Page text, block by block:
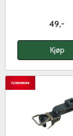
49,-
Kjøp